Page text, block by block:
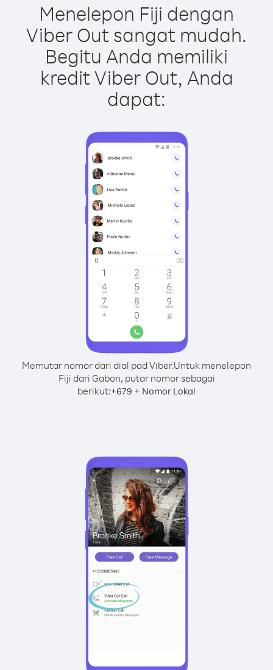
Menelepon Fiji dengan
Viber Out sangat mudah.
Begitu Anda memiliki
kredit Viber Out, Anda
dapat:
Memutar nomor dari dial pad Viber.Untuk menelepon
Fiji dari Gabon, putar nomor sebagai
berikut:+679 + Nomor Lokal